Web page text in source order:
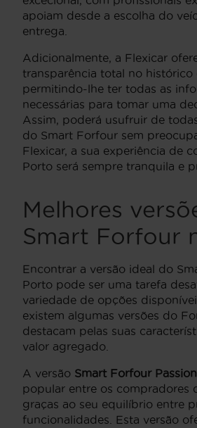
apoiam desde a escolha do
entrega.
Adicionalmente, a Flexicar
transparência total no histórico
permitindo-lhe ter todas as
necessárias para tomar uma
Assim, poderá usufruir de
do Smart Forfour sem
Flexicar, a sua experiência de
Porto será sempre tranquila e
Melhores
Smart Forfour
Encontrar a versão ideal do
Porto pode ser uma tarefa
variedade de opções
existem algumas versões do
destacam pelas suas
valor agregado.
A versão Smart Forfour Passion
popular entre os compradores
graças ao seu equilíbrio entre
funcionalidades. Esta versão